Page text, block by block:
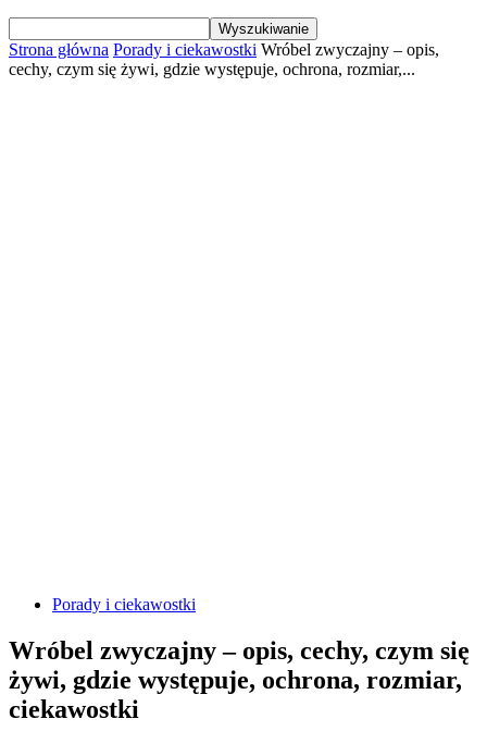
Strona główna Porady i ciekawostki Wróbel zwyczajny – opis,
cechy, czym się żywi, gdzie występuje, ochrona, rozmiar,...
Porady i ciekawostki
Wróbel zwyczajny – opis, cechy, czym się
żywi, gdzie występuje, ochrona, rozmiar,
ciekawostki